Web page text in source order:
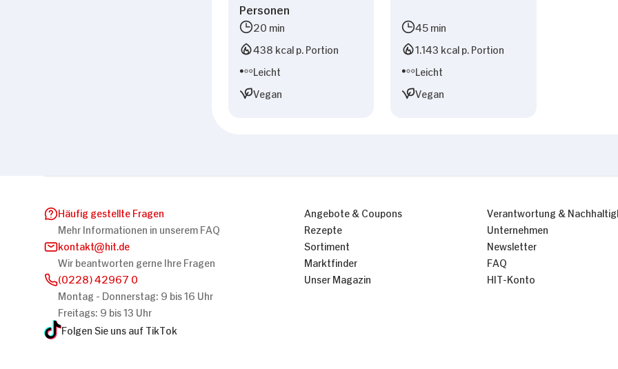
Personen
20 min
438 kcal p. Portion
Leicht
Vegan
45 min
1.143 kcal p. Portion
Leicht
Vegan
Häufig gestellte Fragen
Mehr Informationen in unserem FAQ
kontakt
hit.de
Wir beantworten gerne Ihre Fragen
(0228) 42967 0
Montag - Donnerstag: 9 bis 16 Uhr
Freitags: 9 bis 13 Uhr
Folgen Sie uns auf TikTok
Angebote & Coupons
Rezepte
Sortiment
Marktfinder
Unser Magazin
Verantwortung &
Unternehmen
Newsletter
FAQ
HIT-Konto